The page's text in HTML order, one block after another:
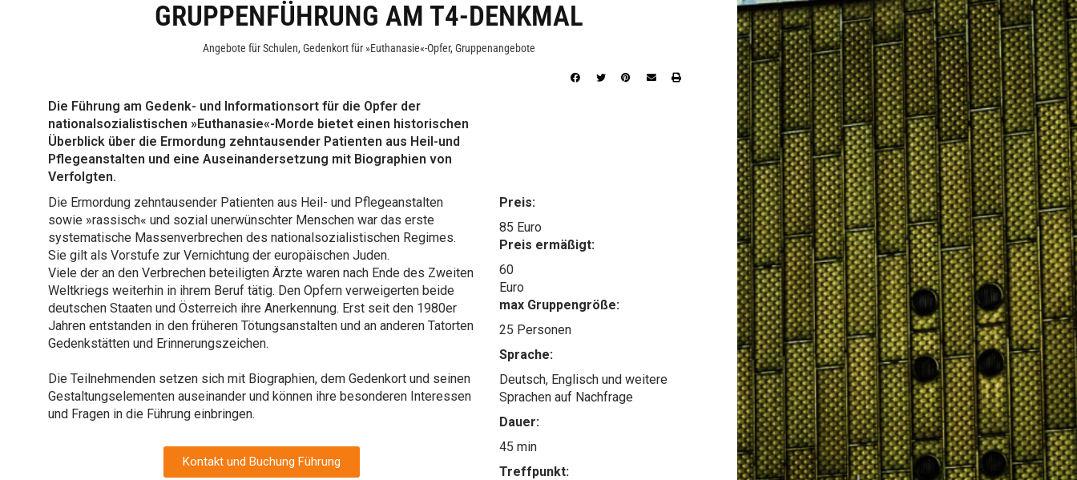
GRUPPENFÜHRUNG AM T4-DENKMAL
Angebote für Schulen, Gedenkort für »Euthanasie«-Opfer, Gruppenangebote
Die Führung am Gedenk- und Informationsort für die Opfer der
nationalsozialistischen »Euthanasie«-Morde bietet einen historischen
Überblick über die Ermordung zehntausender Patienten aus Heil-und
Pflegeanstalten und eine Auseinandersetzung mit Biographien von
Verfolgten.
Die Ermordung zehntausender Patienten aus Heil- und Pflegeanstalten
sowie »rassisch« und sozial unerwünschter Menschen war das erste
systematische Massenverbrechen des nationalsozialistischen Regimes.
Sie gilt als Vorstufe zur Vernichtung der europäischen Juden.
Viele der an den Verbrechen beteiligten Ärzte waren nach Ende des Zweiten
Weltkriegs weiterhin in ihrem Beruf tätig. Den Opfern verweigerten beide
deutschen Staaten und Österreich ihre Anerkennung. Erst seit den 1980er
Jahren entstanden in den früheren Tötungsanstalten und an anderen Tatorten
Gedenkstätten und Erinnerungszeichen.
Die Teilnehmenden setzen sich mit Biographien, dem Gedenkort und seinen
Gestaltungselementen auseinander und können ihre besonderen Interessen
und Fragen in die Führung einbringen.
Kontakt und Buchung Führung
Preis:
85 Euro
Preis ermäßigt:
60
Euro
max Gruppengröße:
25 Personen
Sprache:
Deutsch, Englisch und weitere
Sprachen auf Nachfrage
Dauer:
45 min
Treffpunkt: